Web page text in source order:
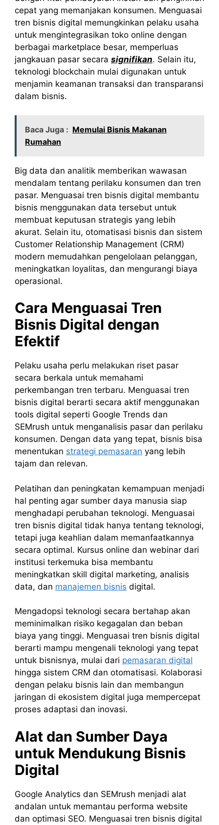
cepat yang memanjakan konsumen. Menguasai
tren bisnis digital memungkinkan pelaku usaha
untuk mengintegrasikan toko online dengan
berbagai marketplace besar, memperluas
jangkauan pasar secara signifikan. Selain itu,
teknologi blockchain mulai digunakan untuk
menjamin keamanan transaksi dan transparansi
dalam bisnis.
Baca Juga : Memulai Bisnis Makanan
Rumahan
Big data dan analitik memberikan wawasan
mendalam tentang perilaku konsumen dan tren
pasar. Menguasai tren bisnis digital membantu
bisnis menggunakan data tersebut untuk
membuat keputusan strategis yang lebih
akurat. Selain itu, otomatisasi bisnis dan sistem
Customer Relationship Management (CRM)
modern memudahkan pengelolaan pelanggan,
meningkatkan loyalitas, dan mengurangi biaya
operasional.
Cara Menguasai Tren
Bisnis Digital dengan
Efektif
Pelaku usaha perlu melakukan riset pasar
secara berkala untuk memahami
perkembangan tren terbaru. Menguasai tren
bisnis digital berarti secara aktif menggunakan
tools digital seperti Google Trends dan
SEMrush untuk menganalisis pasar dan perilaku
konsumen. Dengan data yang tepat, bisnis bisa
menentukan strategi pemasaran yang lebih
tajam dan relevan.
Pelatihan dan peningkatan kemampuan menjadi
hal penting agar sumber daya manusia siap
menghadapi perubahan teknologi. Menguasai
tren bisnis digital tidak hanya tentang teknologi,
tetapi juga keahlian dalam memanfaatkannya
secara optimal. Kursus online dan webinar dari
institusi terkemuka bisa membantu
meningkatkan skill digital marketing, analisis
data, dan manajemen bisnis digital.
Mengadopsi teknologi secara bertahap akan
meminimalkan risiko kegagalan dan beban
biaya yang tinggi. Menguasai tren bisnis digital
berarti mampu mengenali teknologi yang tepat
untuk bisnisnya, mulai dari pemasaran digital
hingga sistem CRM dan otomatisasi. Kolaborasi
dengan pelaku bisnis lain dan membangun
jaringan di ekosistem digital juga mempercepat
proses adaptasi dan inovasi.
Alat dan Sumber Daya
untuk Mendukung Bisnis
Digital
Google Analytics dan SEMrush menjadi alat
andalan untuk memantau performa website
dan optimasi SEO. Menguasai tren bisnis digital